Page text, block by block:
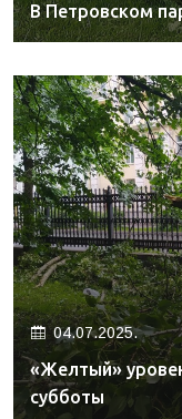
В Петровском
04.07.2025.
«Желтый»
субботы